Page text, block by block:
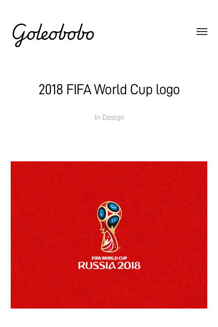
Goleobobo
2018 FIFA World Cup logo
In Design